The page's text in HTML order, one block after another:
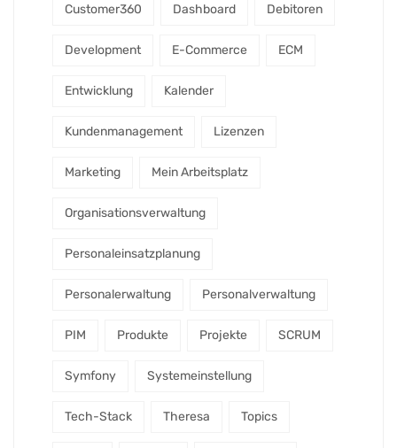
Customer360 Dashboard Debitoren
Development E-Commerce ECM
Entwicklung Kalender
Kundenmanagement Lizenzen
Marketing Mein Arbeitsplatz
Organisationsverwaltung
Personaleinsatzplanung
Personalerwaltung Personalverwaltung
PIM Produkte Projekte SCRUM
Symfony Systemeinstellung
Tech-Stack Theresa Topics